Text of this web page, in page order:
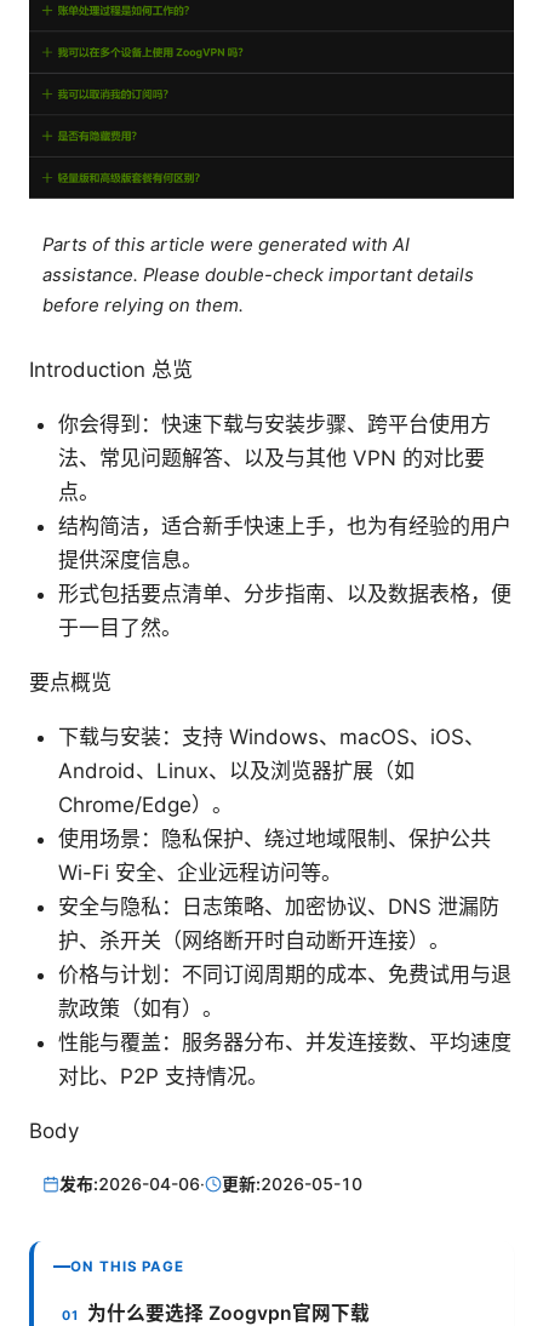
Parts of this article were generated with AI
assistance. Please double-check important details
before relying on them.
Introduction 总览
你会得到：快速下载与安装步骤、跨平台使用方
法、常见问题解答、以及与其他 VPN 的对比要
点。
结构简洁，适合新手快速上手，也为有经验的用户
提供深度信息。
形式包括要点清单、分步指南、以及数据表格，便
于一目了然。
要点概览
下载与安装：支持 Windows、macOS、iOS、
Android、Linux、以及浏览器扩展（如
Chrome/Edge）。
使用场景：隐私保护、绕过地域限制、保护公共
Wi-Fi 安全、企业远程访问等。
安全与隐私：日志策略、加密协议、DNS 泄漏防
护、杀开关（网络断开时自动断开连接）。
价格与计划：不同订阅周期的成本、免费试用与退
款政策（如有）。
性能与覆盖：服务器分布、并发连接数、平均速度
对比、P2P 支持情况。
Body
发布:2026-04-06· 更新:2026-05-10
ON THIS PAGE
为什么要选择 Zoogvpn官网下载